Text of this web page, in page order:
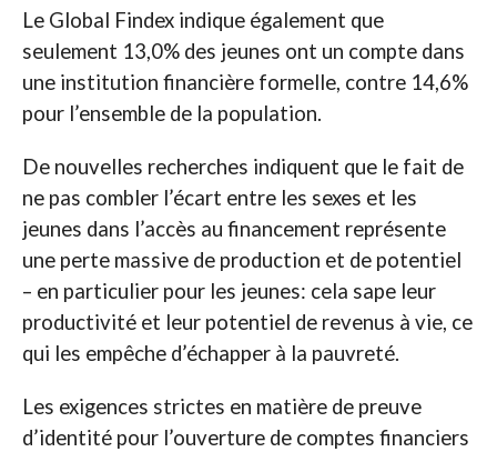
Le Global Findex indique également que
seulement 13,0% des jeunes ont un compte dans
une institution financière formelle, contre 14,6%
pour l’ensemble de la population.
De nouvelles recherches indiquent que le fait de
ne pas combler l’écart entre les sexes et les
jeunes dans l’accès au financement représente
une perte massive de production et de potentiel
– en particulier pour les jeunes: cela sape leur
productivité et leur potentiel de revenus à vie, ce
qui les empêche d’échapper à la pauvreté.
Les exigences strictes en matière de preuve
d’identité pour l’ouverture de comptes financiers